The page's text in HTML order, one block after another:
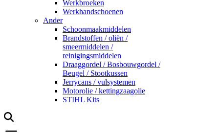
Werkbroeken
Werkhandschoenen
Ander
Schoonmaakmiddelen
Brandstoffen / oliën /
smeermiddelen /
reinigingsmiddelen
Draaggordel / Bosbouwgordel /
Beugel / Stootkussen
Jerrycans / vulsystemen
Motorolie / kettingzaagolie
STIHL Kits